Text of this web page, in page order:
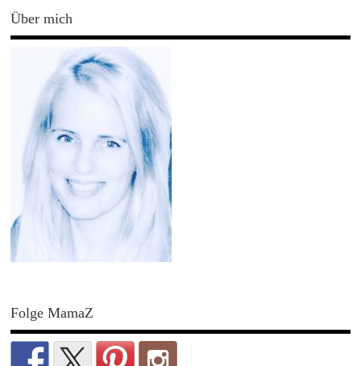
Über mich
Folge MamaZ